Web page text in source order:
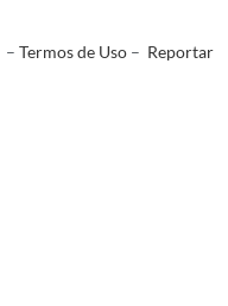
– Termos de Uso – Reportar